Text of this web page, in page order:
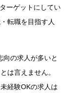
ーゲットにしてい
転職を目指す人
向の求人が多いと
は言えません。
経験OKの求人は